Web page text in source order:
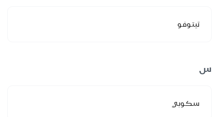
تيتوفو
س
سكوبي